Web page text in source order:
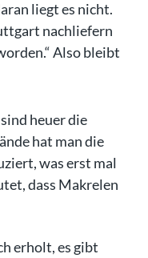
liegt es nicht.
nachliefern
Also bleibt
heuer die
hat man die
was erst mal
dass Makrelen
erholt, es gibt